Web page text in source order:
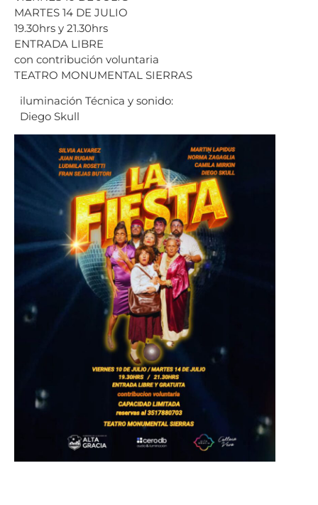
MARTES 14 DE JULIO
19.30hrs y 21.30hrs
ENTRADA LIBRE
con contribución voluntaria
TEATRO MONUMENTAL SIERRAS
iluminación Técnica y sonido:
Diego Skull